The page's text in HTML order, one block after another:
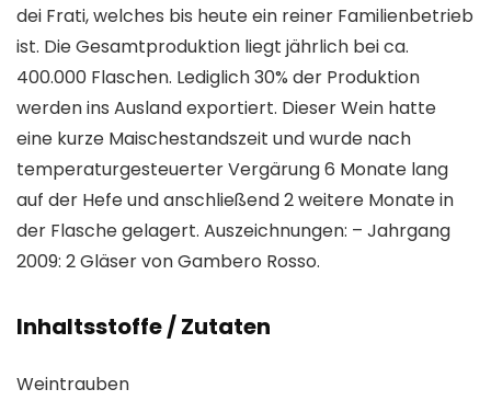
dei Frati, welches bis heute ein reiner Familienbetrieb
ist. Die Gesamtproduktion liegt jährlich bei ca.
400.000 Flaschen. Lediglich 30% der Produktion
werden ins Ausland exportiert. Dieser Wein hatte
eine kurze Maischestandszeit und wurde nach
temperaturgesteuerter Vergärung 6 Monate lang
auf der Hefe und anschließend 2 weitere Monate in
der Flasche gelagert. Auszeichnungen: – Jahrgang
2009: 2 Gläser von Gambero Rosso.
Inhaltsstoffe / Zutaten
Weintrauben